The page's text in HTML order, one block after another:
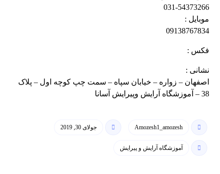
031-54373266
موبایل :
09138767834
فکس :
نشانی :
اصفهان – زواره – خیابان سپاه – سمت چپ کوچه اول – پلاک
38 – آموزشگاه آرایش وپیرایش آسانا
Amozesh1_amozesh جولای 30, 2019
آموزشگاه آرایش و پیرایش